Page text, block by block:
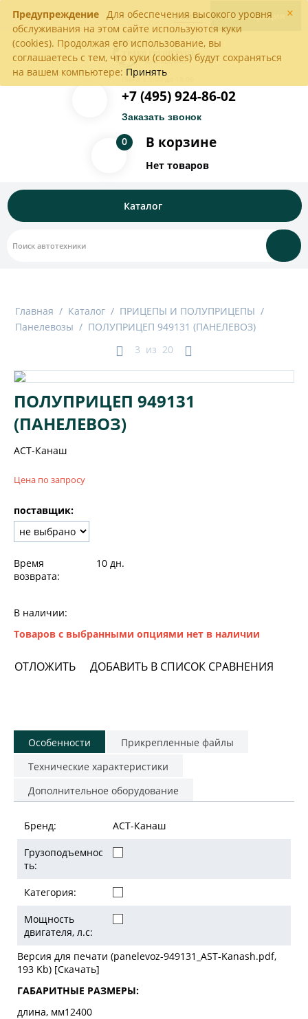
×
Предупреждение Для обеспечения высокого уровня
обслуживания на этом сайте используются куки
(cookies). Продолжая его использование, вы
соглашаетесь с тем, что куки (cookies) будут сохраняться
на вашем компьютере: Принять
Войти Регистрация
Пн-Пт с 9:00 до 18:00
+7 (495) 924-86-02
Заказать звонок
В корзине
0
Нет товаров
Каталог
Главная / Каталог / ПРИЦЕПЫ И ПОЛУПРИЦЕПЫ /
Панелевозы / ПОЛУПРИЦЕП 949131 (ПАНЕЛЕВОЗ)
3 из 20
ПОЛУПРИЦЕП 949131
(ПАНЕЛЕВОЗ)
АСТ-Канаш
Цена по запросу
поставщик:
Время
возврата:
10 дн.
В наличии:
Товаров с выбранными опциями нет в наличии
ОТЛОЖИТЬ ДОБАВИТЬ В СПИСОК СРАВНЕНИЯ
Особенности
Прикрепленные файлы
Технические характеристики
Дополнительное оборудование
Бренд: АСТ-Канаш
Грузоподъемнос
ть:
Категория:
Мощность
двигателя, л.с:
Версия для печати (panelevoz-949131_AST-Kanash.pdf,
193 Kb) [Скачать]
ГАБАРИТНЫЕ РАЗМЕРЫ:
длина, мм12400